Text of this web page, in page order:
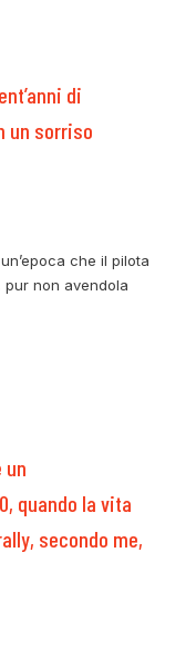
di
un sorriso
che il pilota
non avendola
un
quando la vita
secondo me,